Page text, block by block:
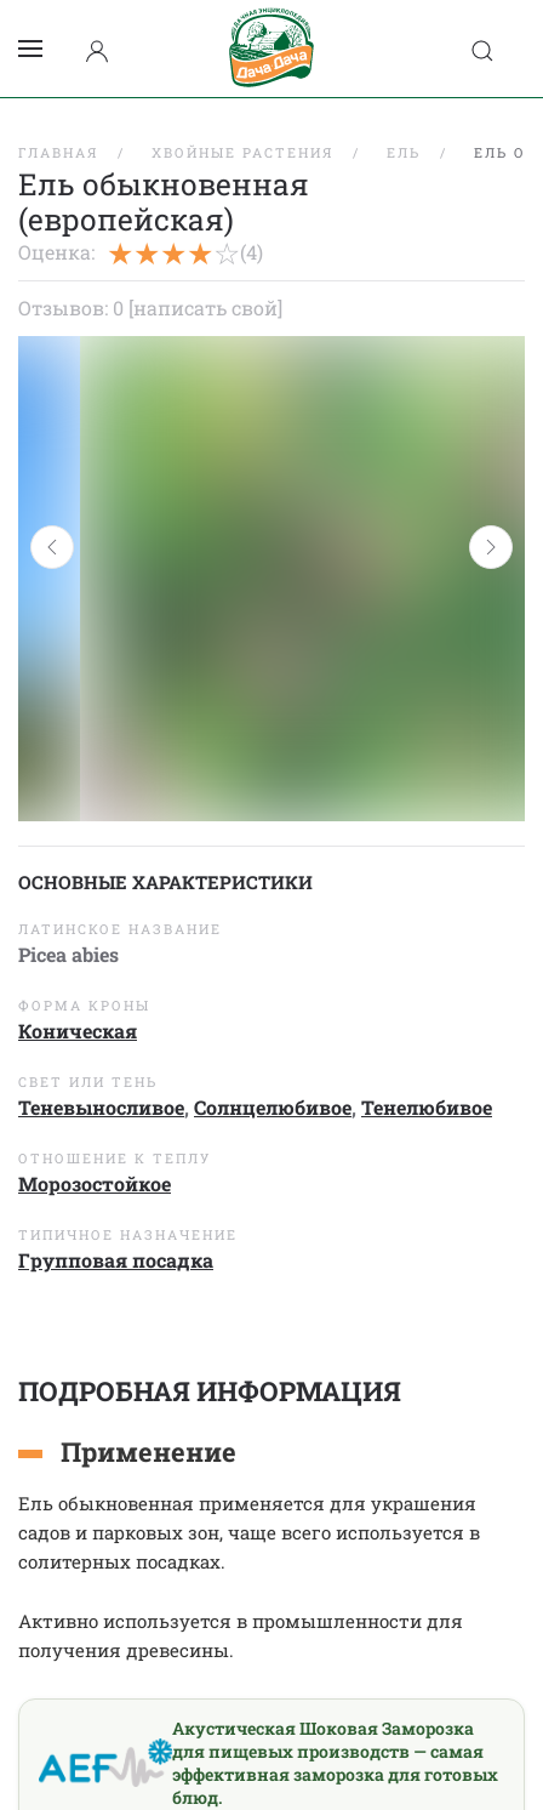
ГЛАВНАЯ ХВОЙНЫЕ РАСТЕНИЯ ЕЛЬ ЕЛЬ
Ель обыкновенная
(европейская)
Оценка: (4)
Отзывов: 0 [написать свой]
ОСНОВНЫЕ ХАРАКТЕРИСТИКИ
ЛАТИНСКОЕ НАЗВАНИЕ
Picea abies
ФОРМА КРОНЫ
Коническая
СВЕТ ИЛИ ТЕНЬ
Теневыносливое, Солнцелюбивое, Тенелюбивое
ОТНОШЕНИЕ К ТЕПЛУ
Морозостойкое
ТИПИЧНОЕ НАЗНАЧЕНИЕ
Групповая посадка
ПОДРОБНАЯ ИНФОРМАЦИЯ
Применение
Ель обыкновенная применяется для украшения
садов и парковых зон, чаще всего используется в
солитерных посадках.
Активно используется в промышленности для
получения древесины.
Акустическая Шоковая Заморозка
для пищевых производств — самая
эффективная заморозка для готовых
блюд.